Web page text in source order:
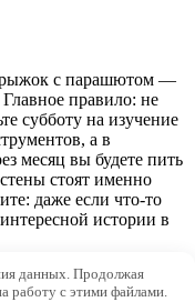
с парашютом —
правило: не
субботу на изучение
а в
месяц вы будете пить
стоят именно
даже если что-то
истории в
данных. Продолжая
работу с этими файлами.